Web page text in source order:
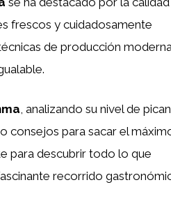
frescos y cuidadosamente
de producción
, analizando su nivel de
consejos para sacar el
para descubrir todo lo que
recorrido